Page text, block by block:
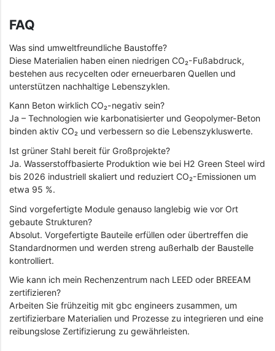
FAQ
Was sind umweltfreundliche Baustoffe?
Diese Materialien haben einen niedrigen CO₂-Fußabdruck,
bestehen aus recycelten oder erneuerbaren Quellen und
unterstützen nachhaltige Lebenszyklen.
Kann Beton wirklich CO₂-negativ sein?
Ja – Technologien wie karbonatisierter und Geopolymer-Beton
binden aktiv CO₂ und verbessern so die Lebenszykluswerte.
Ist grüner Stahl bereit für Großprojekte?
Ja. Wasserstoffbasierte Produktion wie bei H2 Green Steel wird
bis 2026 industriell skaliert und reduziert CO₂-Emissionen um
etwa 95 %.
Sind vorgefertigte Module genauso langlebig wie vor Ort
gebaute Strukturen?
Absolut. Vorgefertigte Bauteile erfüllen oder übertreffen die
Standardnormen und werden streng außerhalb der Baustelle
kontrolliert.
Wie kann ich mein Rechenzentrum nach LEED oder BREEAM
zertifizieren?
Arbeiten Sie frühzeitig mit gbc engineers zusammen, um
zertifizierbare Materialien und Prozesse zu integrieren und eine
reibungslose Zertifizierung zu gewährleisten.